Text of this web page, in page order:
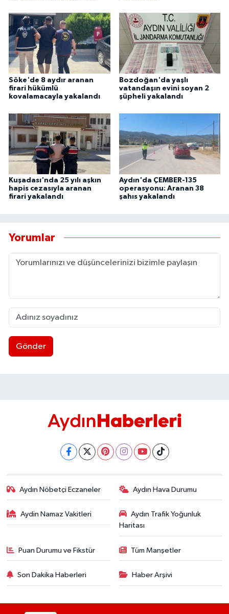
Söke'de 8 aydır aranan
firari hükümlü
kovalamacayla yakalandı
Bozdoğan'da yaşlı
vatandaşın evini soyan 2
şüpheli yakalandı
Kuşadası'nda 25 yılı aşkın
hapis cezasıyla aranan
firari yakalandı
Aydın'da ÇEMBER-135
operasyonu: Aranan 38
şahıs yakalandı
Yorumlar
Gönder
Aydın Nöbetçi Eczaneler Aydın Hava Durumu
Aydin Namaz Vakitleri
Aydın Trafik Yoğunluk
Haritası
Puan Durumu ve Fikstür Tüm Manşetler
Son Dakika Haberleri Haber Arşivi